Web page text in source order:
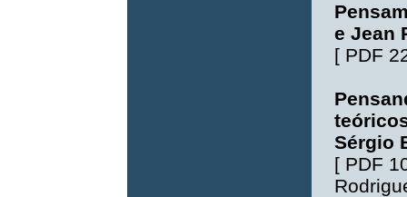
e Jean
[ PDF
Sérgio
[ PDF